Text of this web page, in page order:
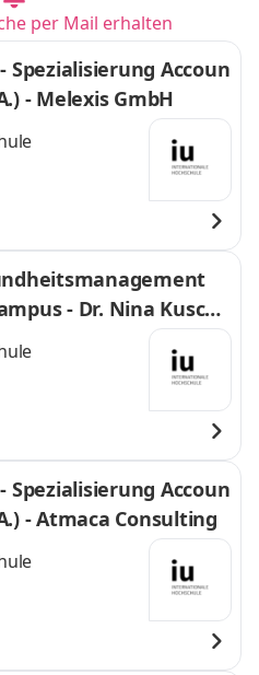
per Mail erhalten
Spezialisierung Accoun
- Melexis GmbH
- Dr. Nina Kuschk
Spezialisierung Accoun
- Atmaca Consulting